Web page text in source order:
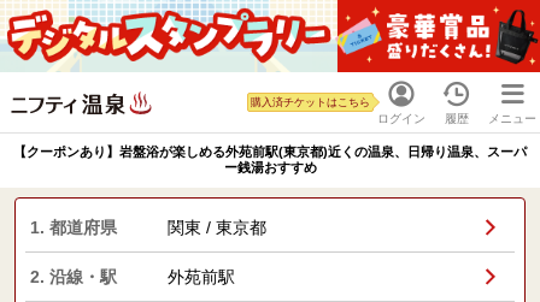
ログイン
購入済チケットはこちら
履歴 メニュー
【クーポンあり】岩盤浴が楽しめる外苑前駅(東京都)近くの温泉、日帰り温泉、スーパ
ー銭湯おすすめ
1. 都道府県 関東 / 東京都
2. 沿線・駅 外苑前駅